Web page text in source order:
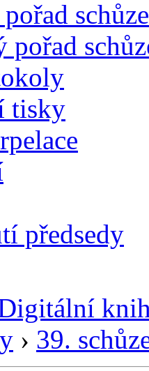
schůze
pořad
tisky
předsedy
› 39.